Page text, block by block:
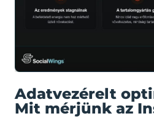
Adatvezérelt
Mit mérjünk az